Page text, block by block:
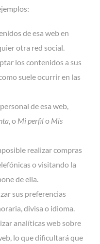
de esa web en
otra red social.
los contenidos a sus
suele ocurrir en las
de esa web,
, o Mi perfilo Mis
realizar compras
o visitando la
de ella.
sus preferencias
divisa o idioma.
analíticas web sobre
lo que dificultará que